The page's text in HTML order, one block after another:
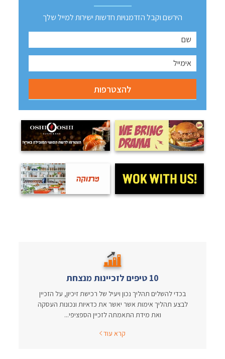
הירשם וקבל הזדמנויות חדשות ישירות למייל שלך
10 טיפים לזכיינות מנצחת
בכדי להשלים תהליך נכון ויעיל של רכישת זיכיון, על הזכיין
לבצע תהליך אימות אשר יאשר את כדאיות ונכונות העסקה
ואת מידת התאמתה לזכיין הספציפי...
קרא עוד